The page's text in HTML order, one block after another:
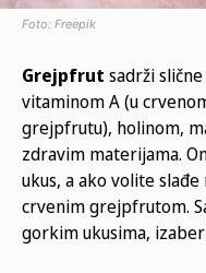
Foto: Freepik
Grejpfrut sadrži
vitaminom A (u
grejpfrutu), holinom,
zdravim materijama.
ukus, a ako volite
crvenim grejpfrutom.
gorkim ukusima,